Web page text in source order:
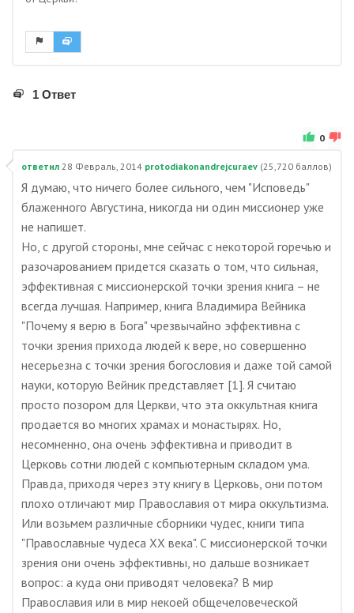
1 Ответ
0
ответил 28 Февраль, 2014 protodiakonandrejcuraev (25,720 баллов)
Я думаю, что ничего более сильного, чем "Исповедь"
блаженного Августина, никогда ни один миссионер уже
не напишет.
Но, с другой стороны, мне сейчас с некоторой горечью и
разочарованием придется сказать о том, что сильная,
эффективная с миссионерской точки зрения книга – не
всегда лучшая. Например, книга Владимира Вейника
"Почему я верю в Бога" чрезвычайно эффективна с
точки зрения прихода людей к вере, но совершенно
несерьезна с точки зрения богословия и даже той самой
науки, которую Вейник представляет [1]. Я считаю
просто позором для Церкви, что эта оккультная книга
продается во многих храмах и монастырях. Но,
несомненно, она очень эффективна и приводит в
Церковь сотни людей с компьютерным складом ума.
Правда, приходя через эту книгу в Церковь, они потом
плохо отличают мир Православия от мира оккультизма.
Или возьмем различные сборники чудес, книги типа
"Православные чудеса XX века". С миссионерской точки
зрения они очень эффективны, но дальше возникает
вопрос: а куда они приводят человека? В мир
Православия или в мир некоей общечеловеческой